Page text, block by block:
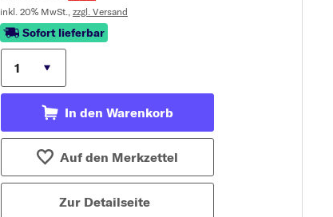
inkl. 20% MwSt., zzgl. Versand
Sofort lieferbar
In den Warenkorb
Auf den Merkzettel
Zur Detailseite